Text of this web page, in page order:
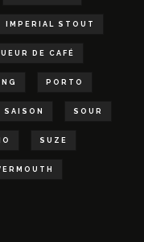
IMPERIAL STOUT
DE CAFÉ
PORTO
SAISON SOUR
SUZE